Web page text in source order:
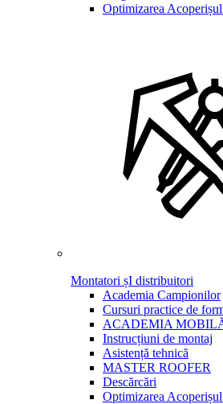
Optimizarea
Montatori șI distribuitori
Academia Campionilor
Cursuri practice de
ACADEMIA
Instrucțiuni de montaj
Asistență tehnică
MASTER ROOFER
Descărcări
Optimizarea